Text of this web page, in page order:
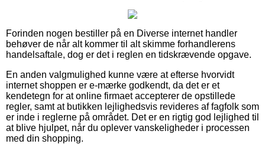
Forinden nogen bestiller på en Diverse internet handler
behøver de når alt kommer til alt skimme forhandlerens
handelsaftale, dog er det i reglen en tidskrævende opgave.
En anden valgmulighed kunne være at efterse hvorvidt
internet shoppen er e-mærke godkendt, da det er et
kendetegn for at online firmaet accepterer de opstillede
regler, samt at butikken lejlighedsvis revideres af fagfolk som
er inde i reglerne på området. Det er en rigtig god lejlighed til
at blive hjulpet, når du oplever vanskeligheder i processen
med din shopping.